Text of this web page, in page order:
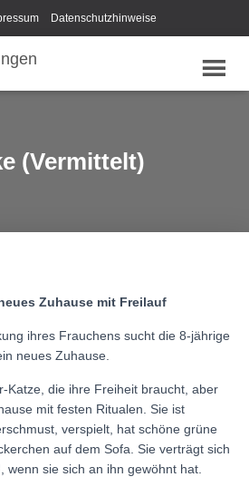
Datenschutzhinweise
(Vermittelt)
Zuhause mit Freilauf
ihres Frauchens sucht die 8-jährige
neues Zuhause.
Katze, die ihre Freiheit braucht, aber
mit festen Ritualen. Sie ist
verspielt, hat schöne grüne
auf dem Sofa. Sie verträgt sich
wenn sie sich an ihn gewöhnt hat.